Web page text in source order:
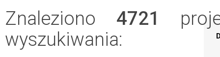
Znaleziono 4721
wyszukiwania: